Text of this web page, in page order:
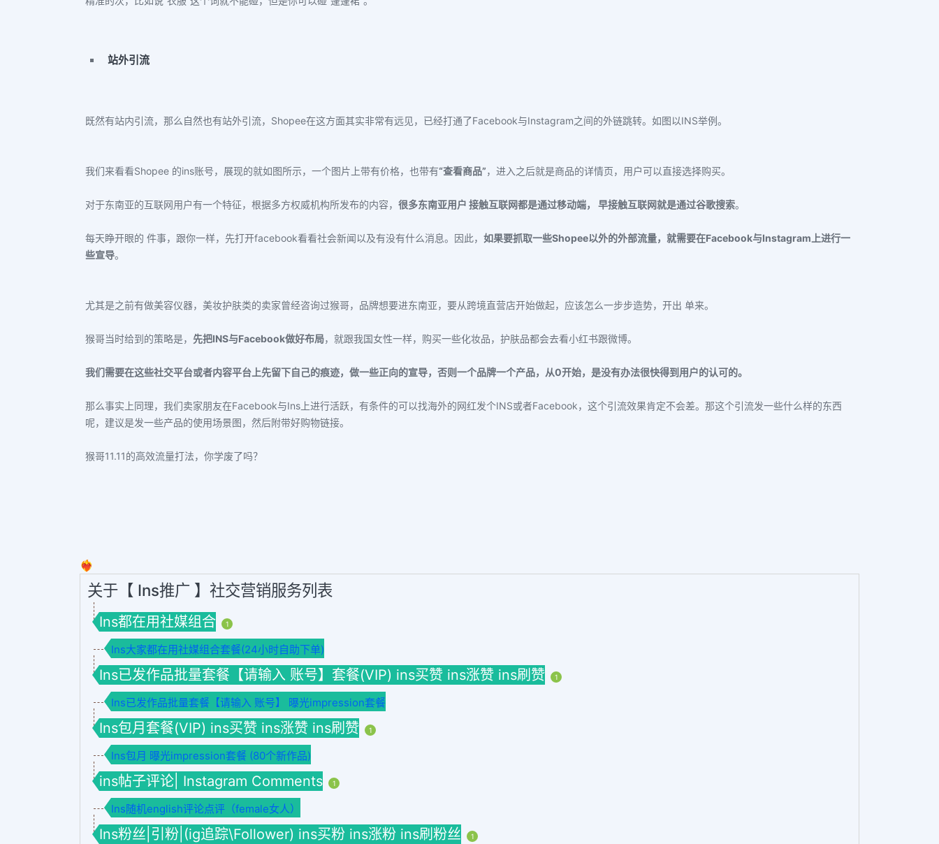
站外引流
既然有站内引流，那么自然也有站外引流，Shopee在这方面其实非常有远见，已经打通了Facebook与Instagram之间的外链跳转。如图以INS举例。
我们来看看Shopee 的ins账号，展现的就如图所示，一个图片上带有价格，也带有“查看商品”，进入之后就是商品的详情页，用户可以直接选择购买。
对于东南亚的互联网用户有一个特征，根据多方权威机构所发布的内容， 很多东南亚用户 接触互联网都是通过移动端， 早接触互联网就是通过谷歌搜索。
每天睁开眼的 件事，跟你一样，先打开facebook看看社会新闻以及有没有什么消息。因此， 如果要抓取一些Shopee以外的外部流量，就需要在Facebook与Instagram上进行一
些宣导。
尤其是之前有做美容仪器，美妆护肤类的卖家曾经咨询过猴哥，品牌想要进东南亚，要从跨境直营店开始做起，应该怎么一步步造势，开出 单来。
猴哥当时给到的策略是， 先把INS与Facebook做好布局，就跟我国女性一样，购买一些化妆品，护肤品都会去看小红书跟微博。
我们需要在这些社交平台或者内容平台上先留下自己的痕迹，做一些正向的宣导，否则一个品牌一个产品，从0开始，是没有办法很快得到用户的认可的。
那么事实上同理，我们卖家朋友在Facebook与Ins上进行活跃，有条件的可以找海外的网红发个INS或者Facebook，这个引流效果肯定不会差。 那这个引流发一些什么样的东西
呢，建议是发一些产品的使用场景图，然后附带好购物链接。
猴哥11.11的高效流量打法，你学废了吗？
❤️‍🔥
关于【 Ins推广 】社交营销服务列表
Ins都在用社媒组合 1
Ins大家都在用社媒组合套餐(24小时自助下单)
Ins已发作品批量套餐【请输入 账号】套餐(VIP) ins买赞 ins涨赞 ins刷赞 1
Ins已发作品批量套餐【请输入 账号】 曝光impression套餐
Ins包月套餐(VIP) ins买赞 ins涨赞 ins刷赞 1
Ins包月 曝光impression套餐 (80个新作品)
ins帖子评论| Instagram Comments 1
Ins随机english评论点评（female女人）
Ins粉丝|引粉|(ig追踪\Follower) ins买粉 ins涨粉 ins刷粉丝 1